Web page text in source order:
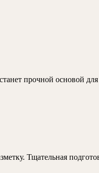
прочной основой
Тщательная